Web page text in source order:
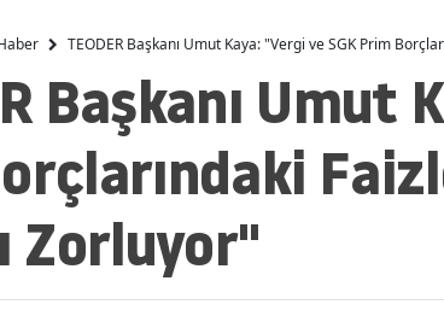
TEODER Başkanı Umut Kaya: "Vergi ve SGK Prim
Başkanı Umut
Zorluyor"